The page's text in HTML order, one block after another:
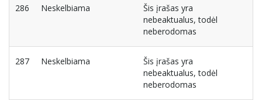
286 Neskelbiama
Šis įrašas yra
nebeaktualus, todėl
neberodomas
287 Neskelbiama
Šis įrašas yra
nebeaktualus, todėl
neberodomas